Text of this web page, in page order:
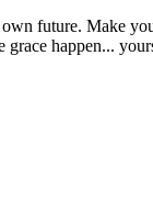
future. Make
happen...